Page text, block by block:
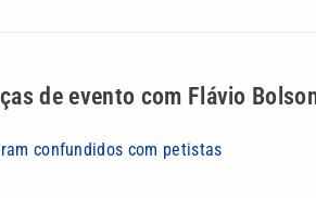
de evento com Flávio
confundidos com petistas